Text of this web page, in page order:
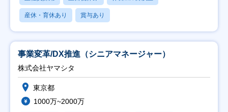
産休・育休あり 賞与あり
事業変革/DX推進（シニアマネージャー）
株式会社ヤマシタ
東京都
1000万~2000万